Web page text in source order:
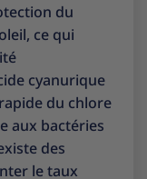
du
ce qui
cyanurique
du chlore
aux bactéries
des
le taux